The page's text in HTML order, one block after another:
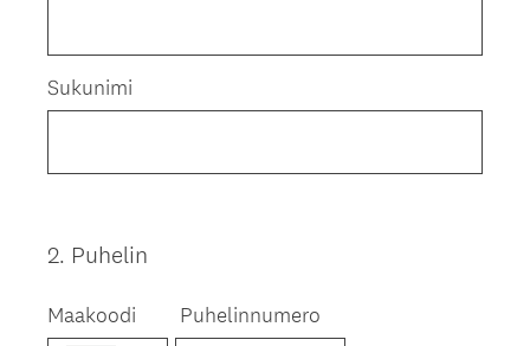
Sukunimi
Question
2. Puhelin
Maakoodi Puhelinnumero